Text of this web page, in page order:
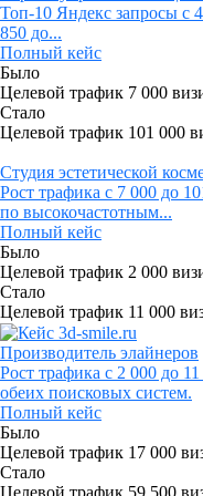
Топ-10 Яндекс запросы с
850 до...
Полный кейс
Было
Целевой трафик 7 000
Стало
Целевой трафик 101 000
Студия эстетической
Рост трафика с 7 000 до
по высокочастотным...
Полный кейс
Было
Целевой трафик 2 000
Стало
Целевой трафик 11 000
Производитель элайнеров
Рост трафика с 2 000 до
обеих поисковых систем.
Полный кейс
Было
Целевой трафик 17 000
Стало